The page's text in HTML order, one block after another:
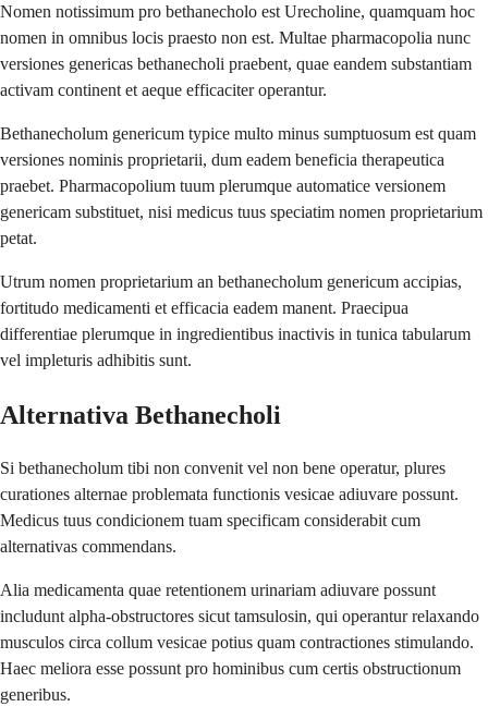
Nomen notissimum pro bethanecholo est Urecholine, quamquam hoc
nomen in omnibus locis praesto non est. Multae pharmacopolia nunc
versiones genericas bethanecholi praebent, quae eandem substantiam
activam continent et aeque efficaciter operantur.
Bethanecholum genericum typice multo minus sumptuosum est quam
versiones nominis proprietarii, dum eadem beneficia therapeutica
praebet. Pharmacopolium tuum plerumque automatice versionem
genericam substituet, nisi medicus tuus speciatim nomen proprietarium
petat.
Utrum nomen proprietarium an bethanecholum genericum accipias,
fortitudo medicamenti et efficacia eadem manent. Praecipua
differentiae plerumque in ingredientibus inactivis in tunica tabularum
vel impleturis adhibitis sunt.
Alternativa Bethanecholi
Si bethanecholum tibi non convenit vel non bene operatur, plures
curationes alternae problemata functionis vesicae adiuvare possunt.
Medicus tuus condicionem tuam specificam considerabit cum
alternativas commendans.
Alia medicamenta quae retentionem urinariam adiuvare possunt
includunt alpha-obstructores sicut tamsulosin, qui operantur relaxando
musculos circa collum vesicae potius quam contractiones stimulando.
Haec meliora esse possunt pro hominibus cum certis obstructionum
generibus.